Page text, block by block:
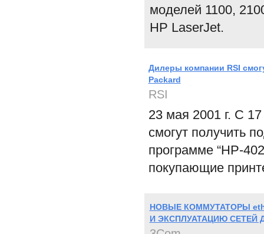
моделей 1100,
HP LaserJet.
Дилеры компании RSI
Packard
RSI
23 мая 2001 г. С
смогут получить
программе “НР-
покупающие
НОВЫЕ КОММУТАТОРЫ
И ЭКСПЛУАТАЦИЮ СЕТЕЙ